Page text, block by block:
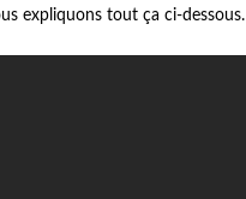
expliquons tout ça ci-dessous.